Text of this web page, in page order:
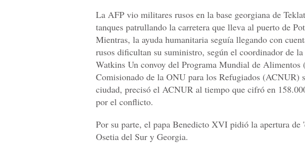
La AFP vio militares rusos en la base georgiana de
tanques patrullando la carretera que lleva al puerto de
Mientras, la ayuda humanitaria seguía llegando con
rusos dificultan su suministro, según el coordinador de
Watkins Un convoy del Programa Mundial de
Comisionado de la ONU para los Refugiados (ACNUR)
ciudad, precisó el ACNUR al tiempo que cifró en
por el conflicto.
Por su parte, el papa Benedicto XVI pidió la apertura de
Osetia del Sur y Georgia.